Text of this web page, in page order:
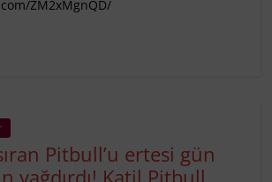
ZM2xMgnQD/
Pitbull’u ertesi gün
yağdırdı! Katil Pitbull